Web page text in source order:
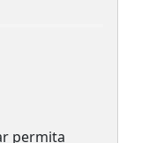
permita